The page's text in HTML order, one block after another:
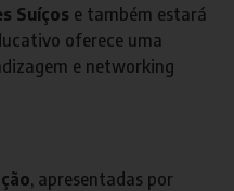
Suíços e também estará
oferece uma
e networking
, apresentadas por